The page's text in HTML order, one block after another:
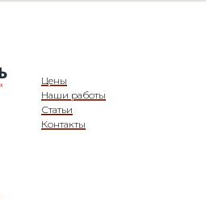
Цены
Наши работы
Статьи
Контакты